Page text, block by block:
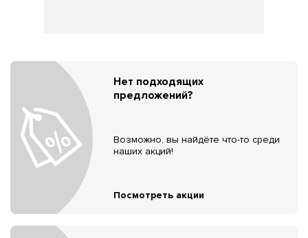
Нет подходящих
предложений?
Возможно, вы найдёте что-то среди
наших акций!
Посмотреть акции